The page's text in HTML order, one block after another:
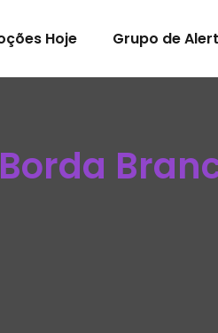
Hoje Grupo de